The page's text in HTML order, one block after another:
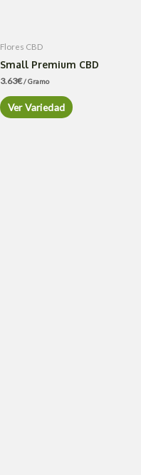
Flores CBD
Small Premium CBD
3.63€/ Gramo
Ver Variedad